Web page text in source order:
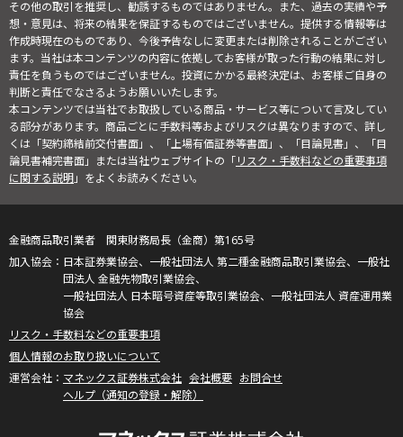
その他の取引を推奨し、勧誘するものではありません。また、過去の実績や予
想・意見は、将来の結果を保証するものではございません。提供する情報等は
作成時現在のものであり、今後予告なしに変更または削除されることがござい
ます。当社は本コンテンツの内容に依拠してお客様が取った行動の結果に対し
責任を負うものではございません。投資にかかる最終決定は、お客様ご自身の
判断と責任でなさるようお願いいたします。
本コンテンツでは当社でお取扱している商品・サービス等について言及してい
る部分があります。商品ごとに手数料等およびリスクは異なりますので、詳し
くは「契約締結前交付書面」、「上場有価証券等書面」、「目論見書」、「目
論見書補完書面」または当社ウェブサイトの「リスク・手数料などの重要事項
に関する説明」をよくお読みください。
金融商品取引業者 関東財務局長（金商）第165号
日本証券業協会、一般社団法人 第二種金融商品取引業協会、一般社
団法人 金融先物取引業協会、
一般社団法人 日本暗号資産等取引業協会、一般社団法人 資産運用業
協会
リスク・手数料などの重要事項
個人情報のお取り扱いについて
マネックス証券株式会社 会社概要 お問合せ
ヘルプ（通知の登録・解除）